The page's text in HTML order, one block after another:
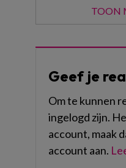
TOON
Geef je
Om te kunnen
ingelogd zijn.
account, maak
account aan.